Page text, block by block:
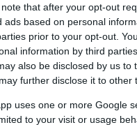
that after your opt-out
based on personal
prior to your opt-out.
information by third
also be disclosed by us to
further disclose it to other
uses one or more Google
to your visit or usage
facendo riferimento a
sostenendo
delle verifiche i
di oscuramento ma